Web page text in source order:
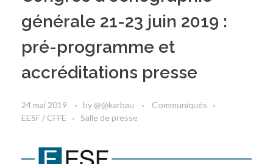
générale 21-23 juin 2019 :
pré-programme et
accréditations presse
24 mai 2019 by @@karbau
Communiqués
EESF / CFFE
Salle de presse